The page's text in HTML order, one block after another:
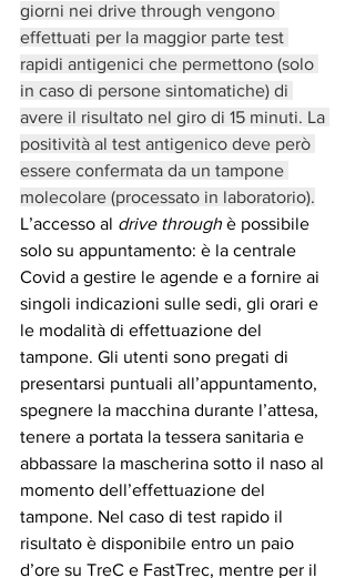
giorni nei drive through vengono
effettuati per la maggior parte test
rapidi antigenici che permettono (solo
in caso di persone sintomatiche) di
avere il risultato nel giro di 15 minuti. La
positività al test antigenico deve però
essere confermata da un tampone
molecolare (processato in laboratorio).
L’accesso al drive through è possibile
solo su appuntamento: è la centrale
Covid a gestire le agende e a fornire ai
singoli indicazioni sulle sedi, gli orari e
le modalità di effettuazione del
tampone. Gli utenti sono pregati di
presentarsi puntuali all’appuntamento,
spegnere la macchina durante l’attesa,
tenere a portata la tessera sanitaria e
abbassare la mascherina sotto il naso al
momento dell’effettuazione del
tampone. Nel caso di test rapido il
risultato è disponibile entro un paio
d’ore su TreC e FastTrec, mentre per il